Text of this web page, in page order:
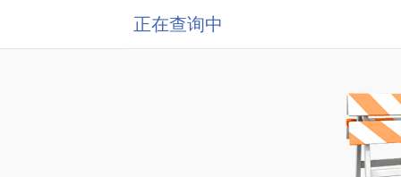
正在查询中